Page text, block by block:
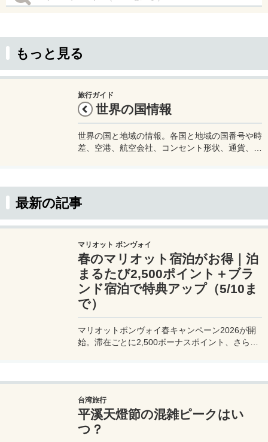
もっと見る
旅行ガイド
世界の国情報
世界の国と地域の情報。各国と地域の国番号や時
差、空港、航空会社、コンセント形状、通貨、水
最新の記事
マリオット ボンヴォイ
春のマリオット宿泊がお得｜泊
まるたび2,500ポイント＋ブラ
ンド宿泊で特典アップ（5/10ま
で）
マリオットボンヴォイ春キャンペーン2026が開
始。滞在ごとに2,500ボーナスポイント、さらに
台湾旅行
平溪天燈節の混雑ピークはい
つ？